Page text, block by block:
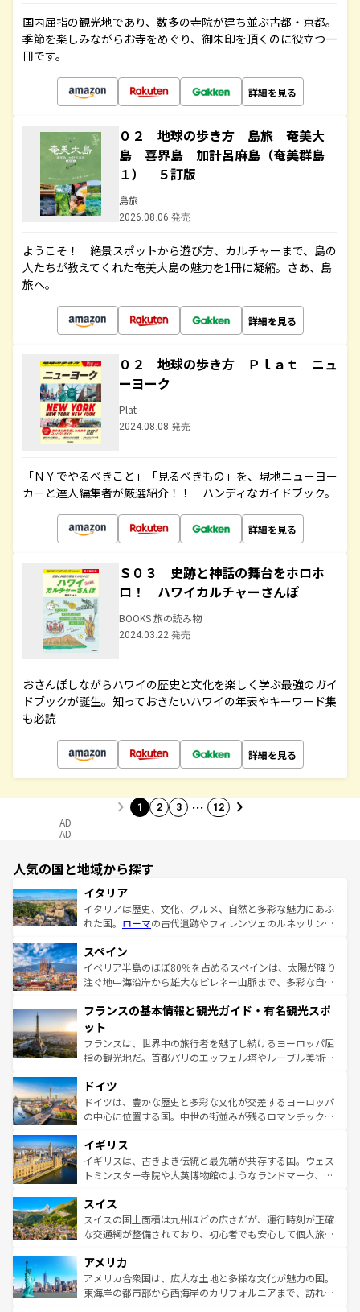
国内屈指の観光地であり、数多の寺院が建ち並ぶ古都・京都。
季節を楽しみながらお寺をめぐり、御朱印を頂くのに役立つ一
冊です。
詳細を見る
０２ 地球の歩き方 島旅 奄美大
島 喜界島 加計呂麻島（奄美群島
１） ５訂版
島旅
2026.08.06 発売
ようこそ！ 絶景スポットから遊び方、カルチャーまで、島の
人たちが教えてくれた奄美大島の魅力を1冊に凝縮。さあ、島
旅へ。
詳細を見る
０２ 地球の歩き方 Ｐｌａｔ ニュ
ーヨーク
Plat
2024.08.08 発売
「ＮＹでやるべきこと」「見るべきもの」を、現地ニューヨー
カーと達人編集者が厳選紹介！！ ハンディなガイドブック。
詳細を見る
Ｓ０３ 史跡と神話の舞台をホロホ
ロ！ ハワイカルチャーさんぽ
BOOKS 旅の読み物
2024.03.22 発売
おさんぽしながらハワイの歴史と文化を楽しく学ぶ最強のガイ
ドブックが誕生。知っておきたいハワイの年表やキーワード集
も必読
詳細を見る
1 2 3 … 12
AD
AD
人気の国と地域から探す
イタリア
イタリアは歴史、文化、グルメ、自然と多彩な魅力にあふ
れた国。 ローマの古代遺跡やフィレンツェのルネッサンス
ろん、トスカーナの美しい田園風景やアマルフィ海岸の絶
景など、自然景観も見逃せない。観光の合間には、本場の
ピザやパスタなど、絶品のイタリア料理を堪能することも
ませてくれるイタリアで、忘れられない旅をしてみよう！
なお、新着のイタリア情報は
しい。
スペイン
イベリア半島のほぼ80％を占めるスペインは、太陽が降り
注ぐ地中海沿岸から雄大なピレネー山脈まで、多彩な自然
文化が根付くこの国では、情熱的なフラメンコ、熱気あふ
れる闘牛、そして美味しいタパスが生活の一部となってい
る。首都マドリードの洗練された雰囲気や、バルセロナの
アートに溢れた街角から、地方では古代ローマ遺跡や中世
せる。地方によって風土や気候が異なるスペインはその個
性で訪れる人を魅了する。 なお、新着のスペイン情報は コ
ンテンツ一覧を参照してほしい。
フランスの基本情報と観光ガイド・有名観光スポ
ット
フランスは、世界中の旅行者を魅了し続けるヨーロッパ屈
指の観光地だ。首都パリのエッフェル塔やルーブル美術館
で、幅広い魅力が詰まっている。華麗な宮殿、歴史的な大
聖堂、美しいビーチ、そして豊かな自然が、訪れる者を心
から魅了する。また、フランスは美食の国としても知ら
いる。シャンパンの発祥地であるランス、プロヴァンスの
香り高いラベンダー畑など、多彩な楽しみ方が可能だ。さ
らに、パリ以外の地域にも魅力が溢れており、どの街角に
れる地方に足を運ぶとそれぞれで全く異なる文化を体験で
きるだろう。 なお、新着のフランス情報はコンテンツ一覧
を参照してほしい。
ドイツ
ドイツは、豊かな歴史と多彩な文化が交差するヨーロッパ
の中心に位置する国。中世の街並みが残るロマンチック街
顔を持つこの国は、どこを歩いても飽きることがない。ベ
ルリンの文化的活気、バイエルン州のアルプスの絶景、そ
してライン川沿いのワイン畑といった風景は必見。ビール
は、お酒好きな人にはぜひ体験してほしい。 なお、新着の
ドイツ情報はコンテンツ一覧を参照してほしい。
イギリス
イギリスは、古きよき伝統と最先端が共存する国。ウェス
トミンスター寺院や大英博物館のようなランドマーク、歴
リアごとに異なる魅力がある。また、優雅なアフタヌーン
ティー、ビール好きにはたまらない英国パブ、サッカー観
戦など、本場だからこそできる体験も豊富。イギリスを旅
ンツ一覧を参照してほしい。
スイス
スイスの国土面積は九州ほどの広さだが、運行時刻が正確
な交通網が整備されており、初心者でも安心して個人旅行
の建物がそのまま残る町や、スイスならではのユニークな
博物館もあり、アルプス観光だけでなく町歩きも満喫する
ことができる。国民の所得が高いため物価も高いが、旅行
アメリカ
アメリカ合衆国は、広大な土地と多様な文化が魅力の国。
東海岸の都市部から西海岸のカリフォルニアまで、訪れる